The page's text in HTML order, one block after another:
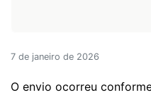
7 de janeiro de 2026
O envio ocorreu